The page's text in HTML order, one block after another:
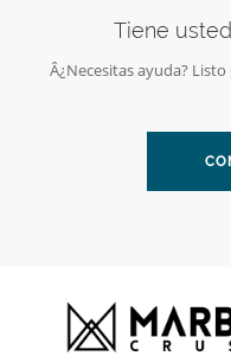
Tiene
Â¿Necesitas ayuda?